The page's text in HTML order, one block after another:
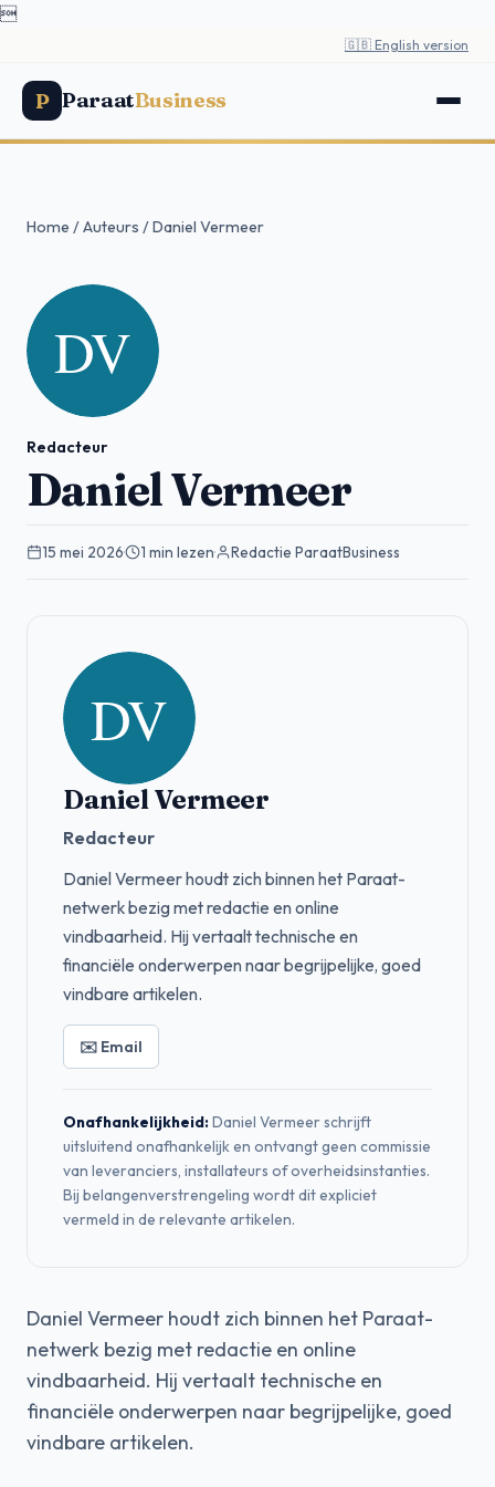

🇬🇧 English version
P ParaatBusiness
Home /Auteurs /Daniel Vermeer
Redacteur
Daniel Vermeer
15 mei 2026· 1 min lezen· Redactie ParaatBusiness
Daniel Vermeer
Redacteur
Daniel Vermeer houdt zich binnen het Paraat-
netwerk bezig met redactie en online
vindbaarheid. Hij vertaalt technische en
financiële onderwerpen naar begrijpelijke, goed
vindbare artikelen.
✉️ Email
Onafhankelijkheid:Daniel Vermeer schrijft
uitsluitend onafhankelijk en ontvangt geen commissie
van leveranciers, installateurs of overheidsinstanties.
Bij belangenverstrengeling wordt dit expliciet
vermeld in de relevante artikelen.
Daniel Vermeer houdt zich binnen het Paraat-
netwerk bezig met redactie en online
vindbaarheid. Hij vertaalt technische en
financiële onderwerpen naar begrijpelijke, goed
vindbare artikelen.